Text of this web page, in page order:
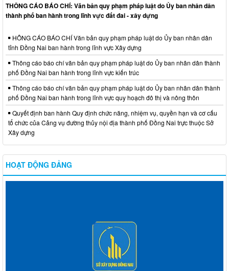
THÔNG CÁO BÁO CHÍ: Văn bản quy phạm pháp luật do Ủy ban nhân dân
thành phố ban hành trong lĩnh vực đất đai - xây dựng
HÔNG CÁO BÁO CHÍ Văn bản quy phạm pháp luật do Ủy ban nhân dân
tỉnh Đồng Nai ban hành trong lĩnh vực Xây dựng
Thông cáo báo chí văn bản quy phạm pháp luật do Ủy ban nhân dân thành
phố Đồng Nai ban hành trong lĩnh vực kiến trúc
Thông cáo báo chí văn bản quy phạm pháp luật do Ủy ban nhân dân thành
phố Đồng Nai ban hành trong lĩnh vực quy hoạch đô thị và nông thôn
Quyết định ban hành Quy định chức năng, nhiệm vụ, quyền hạn và cơ cấu
tổ chức của Cảng vụ đường thủy nội địa thành phố Đồng Nai trực thuộc Sở
Xây dựng
HOẠT ĐỘNG ĐẢNG